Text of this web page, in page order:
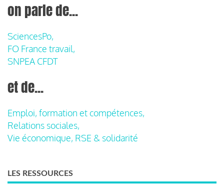
on parle de...
SciencesPo,
FO France travail,
SNPEA CFDT
et de...
Emploi, formation et compétences,
Relations sociales,
Vie économique, RSE & solidarité
LES RESSOURCES